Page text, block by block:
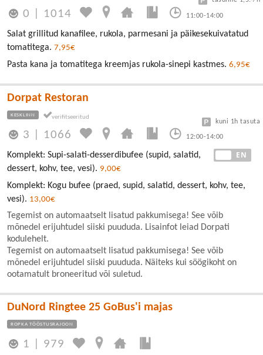
0 1014 11:00-14:00
Salat grillitud kanafilee, rukola, parmesani ja päikesekuivatatud
tomatitega. 7,95€
Pasta kana ja tomatitega kreemjas rukola-sinepi kastmes. 6,95€
Dorpat Restoran
KESKLINN
3 1066 12:00-14:00
kuni 1h tasuta
EN
Komplekt: Supi-salati-desserdibufee (supid, salatid,
dessert, kohv, tee, vesi). 9,00€
Komplekt: Kogu bufee (praed, supid, salatid, dessert, kohv, tee,
vesi). 13,00€
Tegemist on automaatselt lisatud pakkumisega! See võib
mõnedel erijuhtudel siiski puududa. Lisainfot leiad Dorpati
kodulehelt.
Tegemist on automaatselt lisatud pakkumisega! See võib
mõnedel erijuhtudel siiski puududa. Näiteks kui söögikoht on
ootamatult broneeritud või suletud.
DuNord Ringtee 25 GoBus'i majas
ROPKA TÖÖSTUSRAJOON
1 979